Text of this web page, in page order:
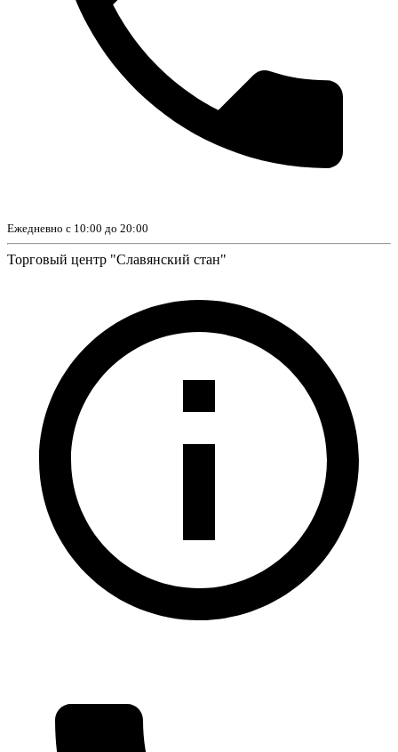
Ежедневно с 10:00 до 20:00
Торговый центр "Славянский стан"